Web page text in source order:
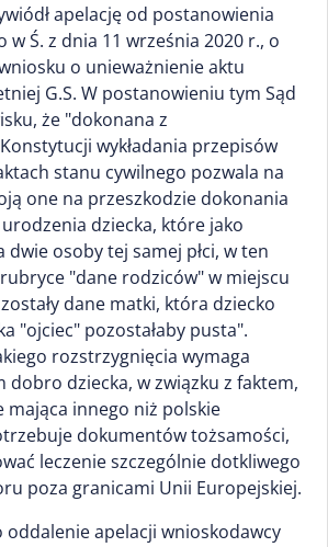
apelację od postanowienia
w Ś. z dnia 11 września 2020 r., o
o unieważnienie aktu
G.S. W postanowieniu tym Sąd
że "dokonana z
wykładania przepisów
stanu cywilnego pozwala na
one na przeszkodzie dokonania
dziecka, które jako
osoby tej samej płci, w ten
"dane rodziców" w miejscu
dane matki, która dziecko
"ojciec" pozostałaby pusta".
rozstrzygnięcia wymaga
dobro dziecka, w związku z faktem,
mająca innego niż polskie
dokumentów tożsamości,
leczenie szczególnie dotkliwego
poza granicami Unii Europejskiej.
oddalenie apelacji wnioskodawcy